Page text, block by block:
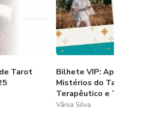
Tarot
Bilhete VIP: Aprende os
Mistérios do Tarot
Terapêutico e Tra...
Vânia Silva